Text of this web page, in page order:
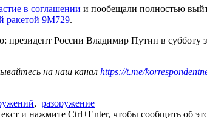
в соглашении и пообещали полностью
ракетой 9М729.
президент России Владимир Путин в
на наш канал https://t.me/
, разоружение
и нажмите Ctrl+Enter, чтобы сообщить об